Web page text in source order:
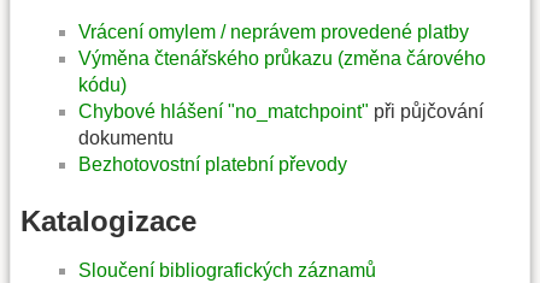
Vrácení omylem / neprávem provedené platby
Výměna čtenářského průkazu (změna čárového
kódu)
Chybové hlášení "no_matchpoint" při půjčování
dokumentu
Bezhotovostní platební převody
Katalogizace
Sloučení bibliografických záznamů